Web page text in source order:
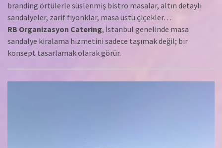
branding örtülerle süslenmiş bistro masalar, altın detaylı
sandalyeler, zarif fiyonklar, masa üstü çiçekler…
RB Organizasyon Catering, İstanbul genelinde masa
sandalye kiralama hizmetini sadece taşımak değil; bir
konsept tasarlamak olarak görür.